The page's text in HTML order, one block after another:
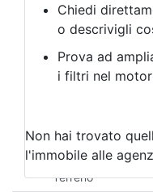
Albergo
Laboratorio
Negozio/locale
Agriturismo
Magazzini
Qualsiasi
Terreno edificabile
Terreno
Chiedi
o descrivigli
Prova ad
i filtri nel
Non hai trovato
l'immobile alle